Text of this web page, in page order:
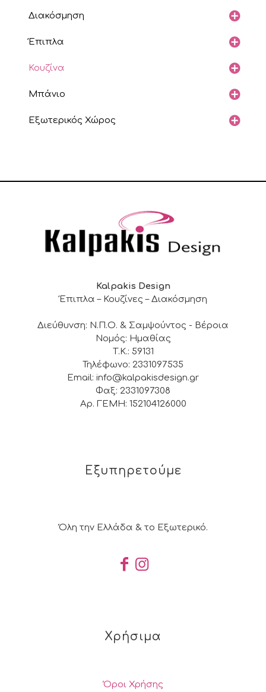
Διακόσμηση
Έπιπλα
Κουζίνα
Μπάνιο
Εξωτερικός Χώρος
Kalpakis Design
Έπιπλα – Κουζίνες – Διακόσμηση
Διεύθυνση: Ν.Π.Ο. & Σαμψούντος - Βέροια
Νομός: Ημαθίας
Τ.Κ.: 59131
Τηλέφωνο: 2331097535
Email: info@kalpakisdesign.gr
Φαξ: 2331097308
Αρ. ΓΕΜΗ: 152104126000
Εξυπηρετούμε
Όλη την Ελλάδα & το Εξωτερικό.
Χρήσιμα
Όροι Χρήσης